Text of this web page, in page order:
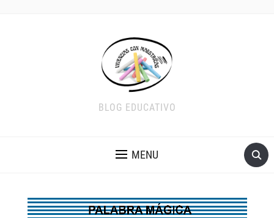
BLOG EDUCATIVO
MENU